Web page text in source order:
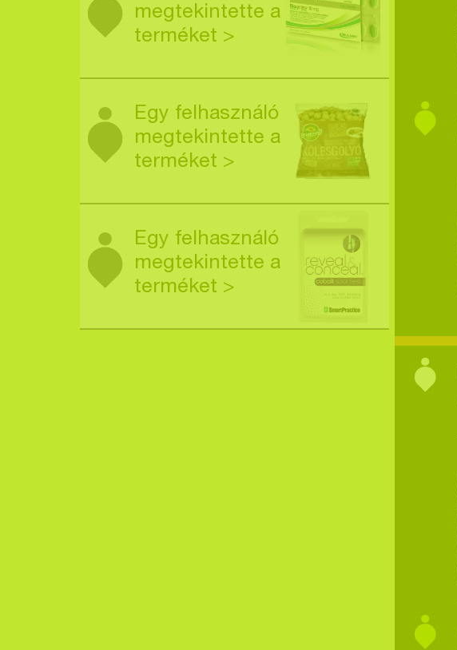
megtekintette a
terméket >
Egy felhasználó
megtekintette a
terméket >
Egy felhasználó
megtekintette a
terméket >